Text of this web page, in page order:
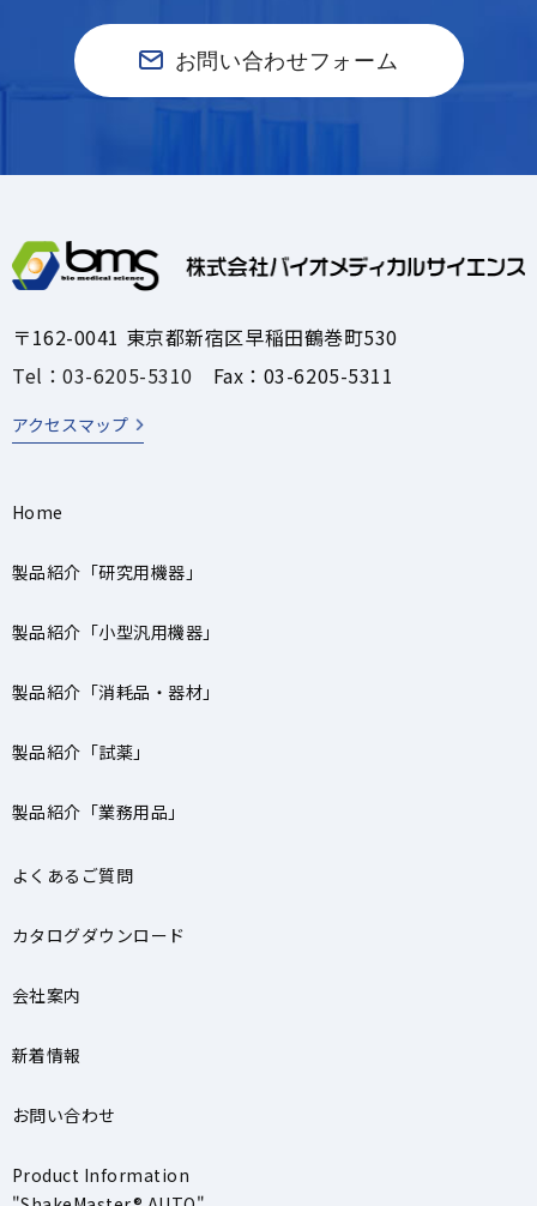
お問い合わせフォーム
〒162-0041 東京都新宿区早稲田鶴巻町530
Tel：03-6205-5310 Fax：03-6205-5311
アクセスマップ
Home
製品紹介「研究用機器」
製品紹介「小型汎用機器」
製品紹介「消耗品・器材」
製品紹介「試薬」
製品紹介「業務用品」
よくあるご質問
カタログダウンロード
会社案内
新着情報
お問い合わせ
Product Information